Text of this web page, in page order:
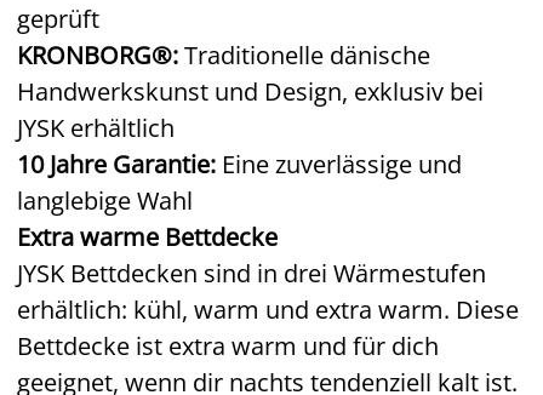
geprüft
KRONBORG®:Traditionelle dänische
Handwerkskunst und Design, exklusiv bei
JYSK erhältlich
10 Jahre Garantie: Eine zuverlässige und
langlebige Wahl
Extra warme Bettdecke
JYSK Bettdecken sind in drei Wärmestufen
erhältlich: kühl, warm und extra warm. Diese
Bettdecke ist extra warm und für dich
geeignet, wenn dir nachts tendenziell kalt ist.